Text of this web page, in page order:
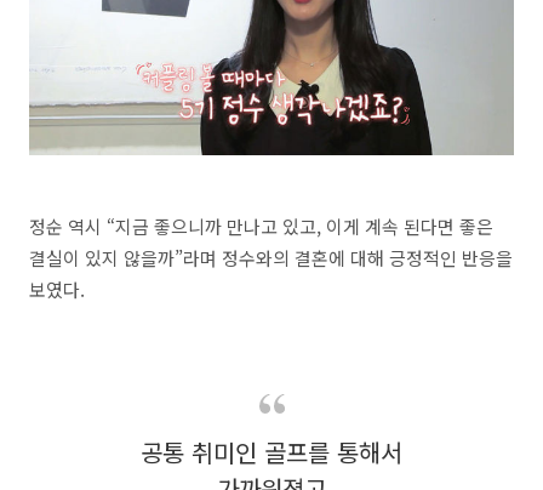
정순 역시 “지금 좋으니까 만나고 있고, 이게 계속 된다면 좋은
결실이 있지 않을까”라며 정수와의 결혼에 대해 긍정적인 반응을
보였다.
공통 취미인 골프를 통해서